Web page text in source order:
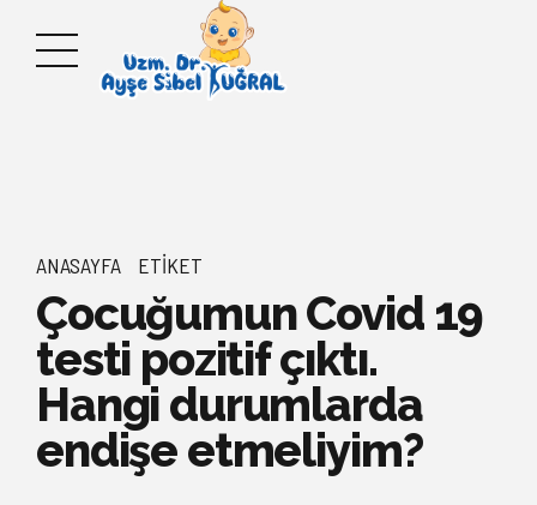
ANASAYFA ETIKET
Çocuğumun Covid 19
testi pozitif çıktı.
Hangi durumlarda
endişe etmeliyim?